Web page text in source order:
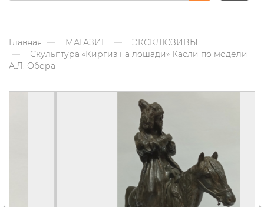
Главная МАГАЗИН
ЭКСКЛЮЗИВЫ
Скульптура «Киргиз на лошади» Касли по модели
А.Л. Обера